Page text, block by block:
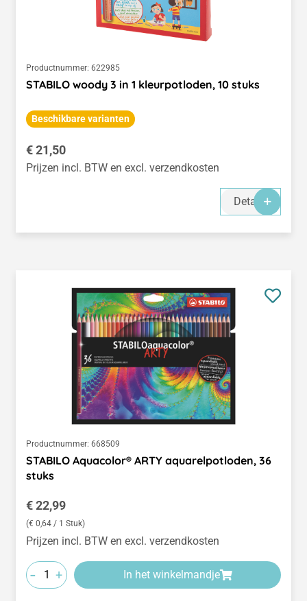
Productnummer: 622985
STABILO woody 3 in 1 kleurpotloden, 10 stuks
Beschikbare varianten
Normale prijs:
€ 21,50
Prijzen incl. BTW en excl. verzendkosten
Details
Productnummer: 668509
STABILO Aquacolor® ARTY aquarelpotloden, 36
stuks
Normale prijs:
€ 22,99
(€ 0,64 / 1 Stuk)
Prijzen incl. BTW en excl. verzendkosten
- + In het winkelmandje